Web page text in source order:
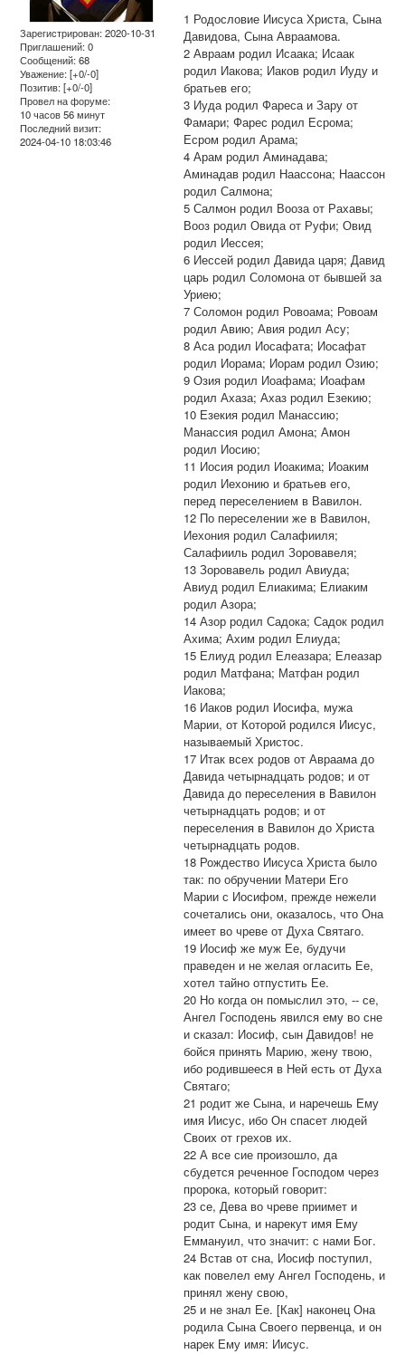
Зарегистрирован: 2020-10-31
Приглашений:0
Сообщений:68
Уважение: [+0/-0]
Позитив: [+0/-0]
Провел на форуме:
10 часов 56 минут
Последний визит:
2024-04-10 18:03:46
1 Родословие Иисуса Христа, Сына
Давидова, Сына Авраамова.
2 Авраам родил Исаака; Исаак
родил Иакова; Иаков родил Иуду и
братьев его;
3 Иуда родил Фареса и Зару от
Фамари; Фарес родил Есрома;
Есром родил Арама;
4 Арам родил Аминадава;
Аминадав родил Наассона; Наассон
родил Салмона;
5 Салмон родил Вооза от Рахавы;
Вооз родил Овида от Руфи; Овид
родил Иессея;
6 Иессей родил Давида царя; Давид
царь родил Соломона от бывшей за
Уриею;
7 Соломон родил Ровоама; Ровоам
родил Авию; Авия родил Асу;
8 Аса родил Иосафата; Иосафат
родил Иорама; Иорам родил Озию;
9 Озия родил Иоафама; Иоафам
родил Ахаза; Ахаз родил Езекию;
10 Езекия родил Манассию;
Манассия родил Амона; Амон
родил Иосию;
11 Иосия родил Иоакима; Иоаким
родил Иехонию и братьев его,
перед переселением в Вавилон.
12 По переселении же в Вавилон,
Иехония родил Салафииля;
Салафииль родил Зоровавеля;
13 Зоровавель родил Авиуда;
Авиуд родил Елиакима; Елиаким
родил Азора;
14 Азор родил Садока; Садок родил
Ахима; Ахим родил Елиуда;
15 Елиуд родил Елеазара; Елеазар
родил Матфана; Матфан родил
Иакова;
16 Иаков родил Иосифа, мужа
Марии, от Которой родился Иисус,
называемый Христос.
17 Итак всех родов от Авраама до
Давида четырнадцать родов; и от
Давида до переселения в Вавилон
четырнадцать родов; и от
переселения в Вавилон до Христа
четырнадцать родов.
18 Рождество Иисуса Христа было
так: по обручении Матери Его
Марии с Иосифом, прежде нежели
сочетались они, оказалось, что Она
имеет во чреве от Духа Святаго.
19 Иосиф же муж Ее, будучи
праведен и не желая огласить Ее,
хотел тайно отпустить Ее.
20 Но когда он помыслил это, -- се,
Ангел Господень явился ему во сне
и сказал: Иосиф, сын Давидов! не
бойся принять Марию, жену твою,
ибо родившееся в Ней есть от Духа
Святаго;
21 родит же Сына, и наречешь Ему
имя Иисус, ибо Он спасет людей
Своих от грехов их.
22 А все сие произошло, да
сбудется реченное Господом через
пророка, который говорит:
23 се, Дева во чреве приимет и
родит Сына, и нарекут имя Ему
Еммануил, что значит: с нами Бог.
24 Встав от сна, Иосиф поступил,
как повелел ему Ангел Господень, и
принял жену свою,
25 и не знал Ее. [Как] наконец Она
родила Сына Своего первенца, и он
нарек Ему имя: Иисус.